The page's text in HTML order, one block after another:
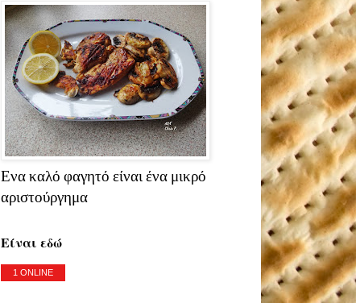
Ενα καλό φαγητό είναι ένα μικρό
αριστούργημα
Είναι εδώ
1 ONLINE